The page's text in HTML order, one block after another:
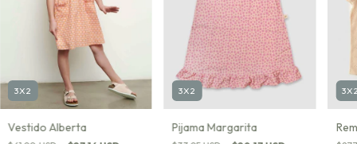
3X2
Vestido Alberta
3X2
Pijama Margarita